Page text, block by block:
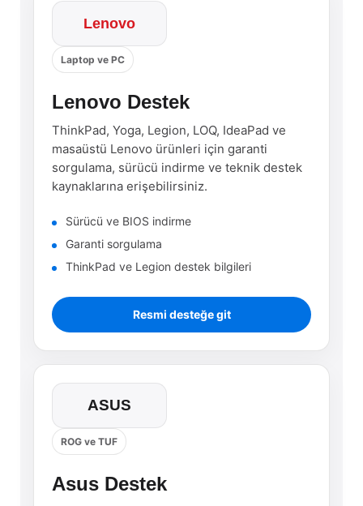
Lenovo
Laptop ve PC
Lenovo Destek
ThinkPad, Yoga, Legion, LOQ, IdeaPad ve
masaüstü Lenovo ürünleri için garanti
sorgulama, sürücü indirme ve teknik destek
kaynaklarına erişebilirsiniz.
Sürücü ve BIOS indirme
Garanti sorgulama
ThinkPad ve Legion destek bilgileri
Resmi desteğe git
ASUS
ROG ve TUF
Asus Destek